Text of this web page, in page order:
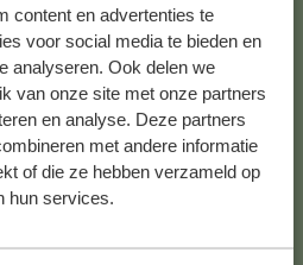
content en advertenties te
voor social media te bieden en
analyseren. Ook delen we
van onze site met onze partners
en analyse. Deze partners
met andere informatie
of die ze hebben verzameld op
hun services.
je contact opnemen met onze